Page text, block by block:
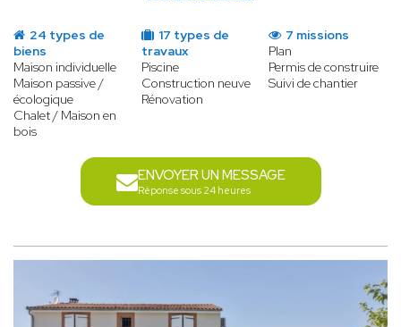
24 types de
biens
Maison individuelle
Maison passive /
écologique
Chalet / Maison en
bois
17 types de
travaux
Piscine
Construction neuve
Rénovation
7 missions
Plan
Permis de construire
Suivi de chantier
ENVOYER UN MESSAGE
Réponse sous 24 heures